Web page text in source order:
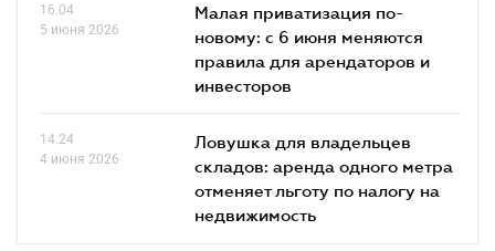
16.04
5 июня 2026
Малая приватизация по-
новому: с 6 июня меняются
правила для арендаторов и
инвесторов
14.24
4 июня 2026
Ловушка для владельцев
складов: аренда одного метра
отменяет льготу по налогу на
недвижимость